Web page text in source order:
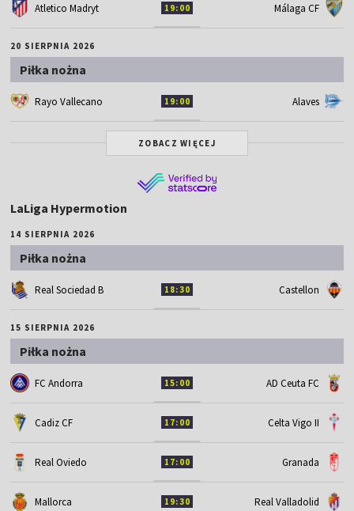
Atletico Madryt 19:00 Málaga CF
20 SIERPNIA 2026
Piłka nożna
Rayo Vallecano 19:00 Alaves
ZOBACZ WIĘCEJ
LaLiga Hypermotion
14 SIERPNIA 2026
Piłka nożna
Real Sociedad B 18:30 Castellon
15 SIERPNIA 2026
Piłka nożna
FC Andorra 15:00 AD Ceuta FC
Cadiz CF 17:00 Celta Vigo II
Real Oviedo 17:00 Granada
Mallorca 19:30 Real Valladolid